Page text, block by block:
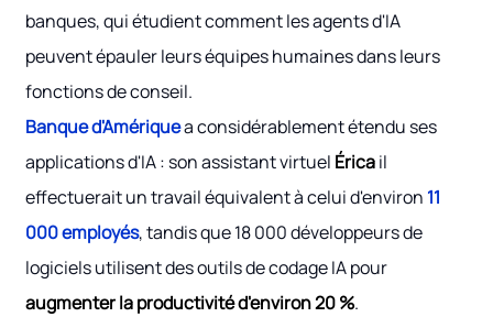
banques, qui étudient comment les agents d'IA
peuvent épauler leurs équipes humaines dans leurs
fonctions de conseil.
Banque d'Amériquea considérablement étendu ses
applications d'IA : son assistant virtuel Éricail
effectuerait un travail équivalent à celui d'environ 11
000 employés, tandis que 18 000 développeurs de
logiciels utilisent des outils de codage IA pour
augmenter la productivité d'environ 20 %.